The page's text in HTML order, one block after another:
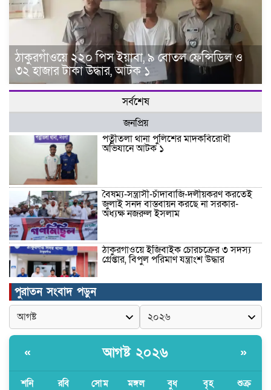
ঠাকুরগাঁওয়ে ২২০ পিস ইয়াবা, ৯ বোতল ফেন্সিডিল ও
৩২ হাজার টাকা উদ্ধার, আটক ১
সর্বশেষ
জনপ্রিয়
পত্নীতলা থানা পুলিশের মাদকবিরোধী
অভিযানে আটক ১
বৈষম্য-সন্ত্রাসী-চাঁদাবাজি-দলীয়করণ করতেই
জুলাই সনদ বাস্তবায়ন করছে না সরকার-
অধ্যক্ষ নজরুল ইসলাম
ঠাকুরগাঁওয়ে ইজিবাইক চোরচক্রের ৩ সদস্য
গ্রেপ্তার, বিপুল পরিমাণ যন্ত্রাংশ উদ্ধার ‎
মুন্সীগঞ্জের টংগীবাড়ীতে ৭ ফুট ৬ ইঞ্চি উচ্চতার
গাঁজা গাছের পরিচর্যাকারী গ্রেপ্তার।
ঘণ্টার পর ঘণ্টা বিদ্যুৎহীন মৌলভীবাজার:
পুরাতন সংবাদ পড়ুন
« আগষ্ট ২০২৬ »
শনি রবি সোম মঙ্গল বুধ বৃহ শুক্র